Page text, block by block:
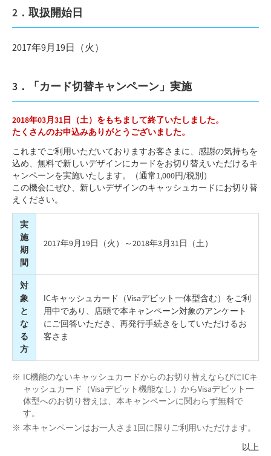
2．取扱開始日
2017年9月19日（火）
3．「カード切替キャンペーン」実施
2018年03月31日（土）をもちまして終了いたしました。
たくさんのお申込みありがとうございました。
これまでご利用いただいておりますお客さまに、感謝の気持ちを
込め、無料で新しいデザインにカードをお切り替えいただけるキ
ャンペーンを実施いたします。（通常1,000円/税別）
この機会にぜひ、新しいデザインのキャッシュカードにお切り替
えください。
実
施
期
間
2017年9月19日（火）～2018年3月31日（土）
対
象
と
な
る
方
ICキャッシュカード（Visaデビット一体型含む）をご利
用中であり、店頭で本キャンペーン対象のアンケート
にご回答いただき、再発行手続きをしていただけるお
客さま
IC機能のないキャッシュカードからのお切り替えならびにICキ
ャッシュカード（Visaデビット機能なし）からVisaデビット一
体型へのお切り替えは、本キャンペーンに関わらず無料で
す。
本キャンペーンはお一人さま1回に限りご利用いただけます。
以上